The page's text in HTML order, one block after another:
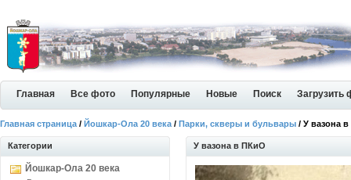
Главная Все фото Популярные Новые Поиск Загрузить
Главная страница / Йошкар-Ола 20 века / Парки, скверы и бульвары / У вазона
Категории
Йошкар-Ола 20 века
У вазона в ПКиО